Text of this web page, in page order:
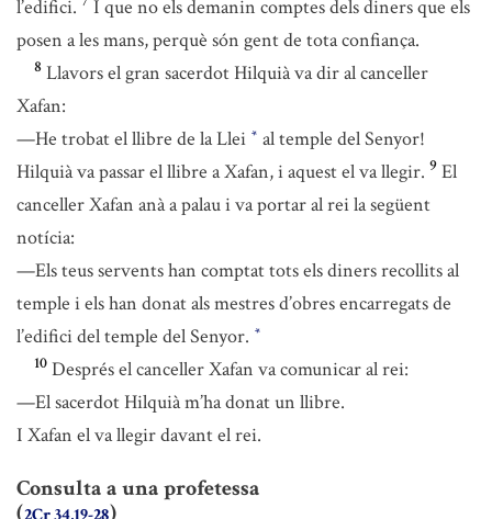
l’edifici.
I que no els demanin comptes dels diners que els
posen a les mans, perquè són gent de tota confiança.
8 Llavors el gran sacerdot Hilquià va dir al canceller
Xafan:
—He trobat el llibre de la Llei * al temple del Senyor!
Hilquià va passar el llibre a Xafan, i aquest el va llegir. 9 El
canceller Xafan anà a palau i va portar al rei la següent
notícia:
—Els teus servents han comptat tots els diners recollits al
temple i els han donat als mestres d’obres encarregats de
l’edifici del temple del Senyor. *
10 Després el canceller Xafan va comunicar al rei:
—El sacerdot Hilquià m’ha donat un llibre.
I Xafan el va llegir davant el rei.
Consulta a una profetessa